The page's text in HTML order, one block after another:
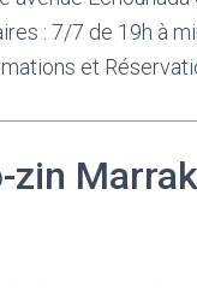
: 7/7 de 19h à
et
zin